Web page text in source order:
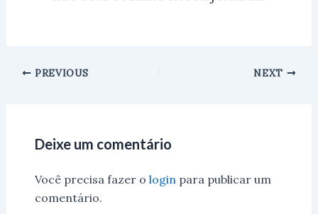
PREVIOUS NEXT
Deixe um comentário
Você precisa fazer o login para publicar um
comentário.